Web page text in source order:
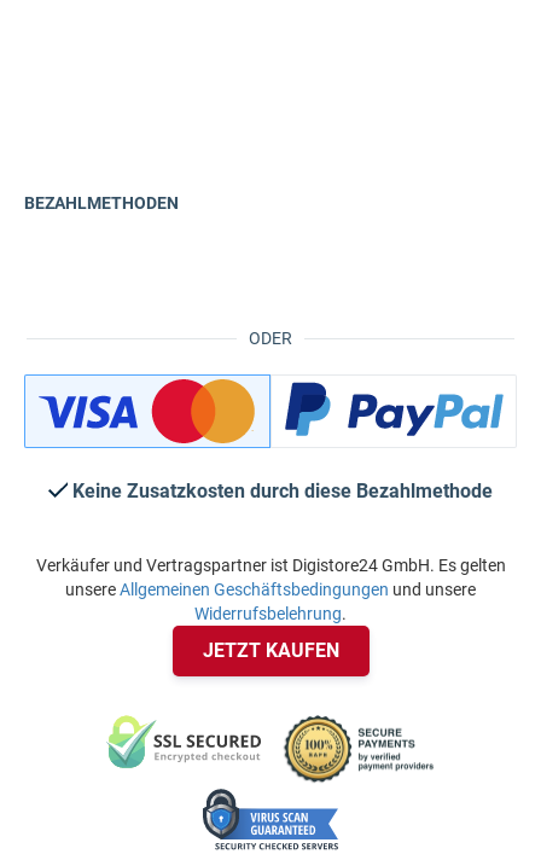
ODER
BEZAHLMETHODEN
Keine Zusatzkosten durch diese Bezahlmethode
Verkäufer und Vertragspartner ist Digistore24 GmbH. Es gelten
unsereAllgemeinen Geschäftsbedingungen und unsere
Widerrufsbelehrung.
JETZT KAUFEN